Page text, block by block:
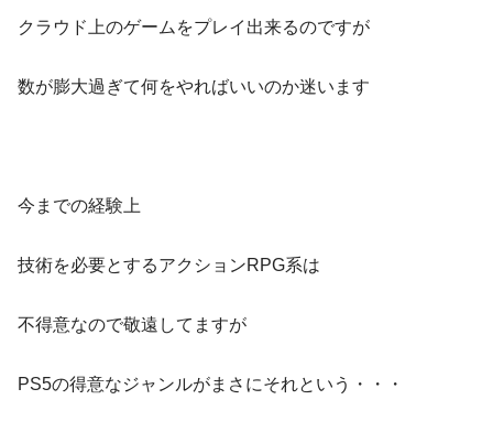
クラウド上のゲームをプレイ出来るのですが
数が膨大過ぎて何をやればいいのか迷います
今までの経験上
技術を必要とするアクションRPG系は
不得意なので敬遠してますが
PS5の得意なジャンルがまさにそれという・・・